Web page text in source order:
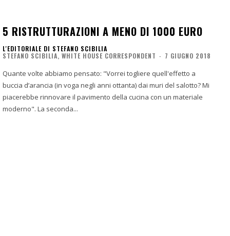
5 RISTRUTTURAZIONI A MENO DI 1000 EURO
L'EDITORIALE DI STEFANO SCIBILIA
STEFANO SCIBILIA, WHITE HOUSE CORRESPONDENT - 7 GIUGNO 2018
Quante volte abbiamo pensato: "Vorrei togliere quell'effetto a
buccia d’arancia (in voga negli anni ottanta) dai muri del salotto? Mi
piacerebbe rinnovare il pavimento della cucina con un materiale
moderno". La seconda...